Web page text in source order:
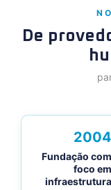
De
2004
Fundação com
foco em
infraestrutura